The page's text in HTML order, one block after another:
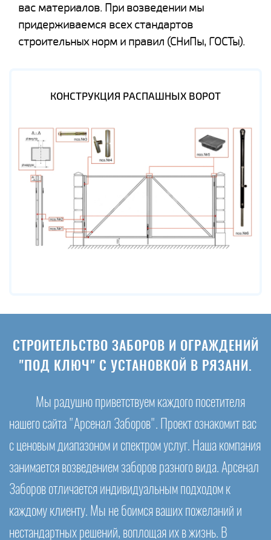
вас материалов. При возведении мы
придерживаемся всех стандартов
строительных норм и правил (СНиПы, ГОСТы).
КОНСТРУКЦИЯ РАСПАШНЫХ ВОРОТ
СТРОИТЕЛЬСТВО ЗАБОРОВ И ОГРАЖДЕНИЙ
"ПОД КЛЮЧ" С УСТАНОВКОЙ В РЯЗАНИ.
Мы радушно приветствуем каждого посетителя
нашего сайта "Арсенал Заборов". Проект ознакомит вас
с ценовым диапазоном и спектром услуг. Наша компания
занимается возведением заборов разного вида. Арсенал
Заборов отличается индивидуальным подходом к
каждому клиенту. Мы не боимся ваших пожеланий и
нестандартных решений, воплощая их в жизнь. В